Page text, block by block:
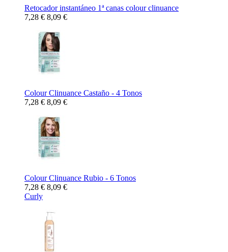
Retocador instantáneo 1ª canas colour clinuance
7,28 € 8,09 €
Colour Clinuance Castaño - 4 Tonos
7,28 € 8,09 €
Colour Clinuance Rubio - 6 Tonos
7,28 € 8,09 €
Curly